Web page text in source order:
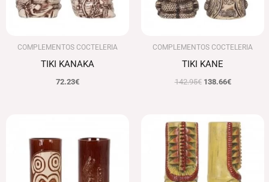
COMPLEMENTOS COCTELERIA
TIKI KANAKA
72.23€
COMPLEMENTOS COCTELERIA
TIKI KANE
142.95€ 138.66€
precio
original
164.32€.
precio
actual
es:
156.10€.